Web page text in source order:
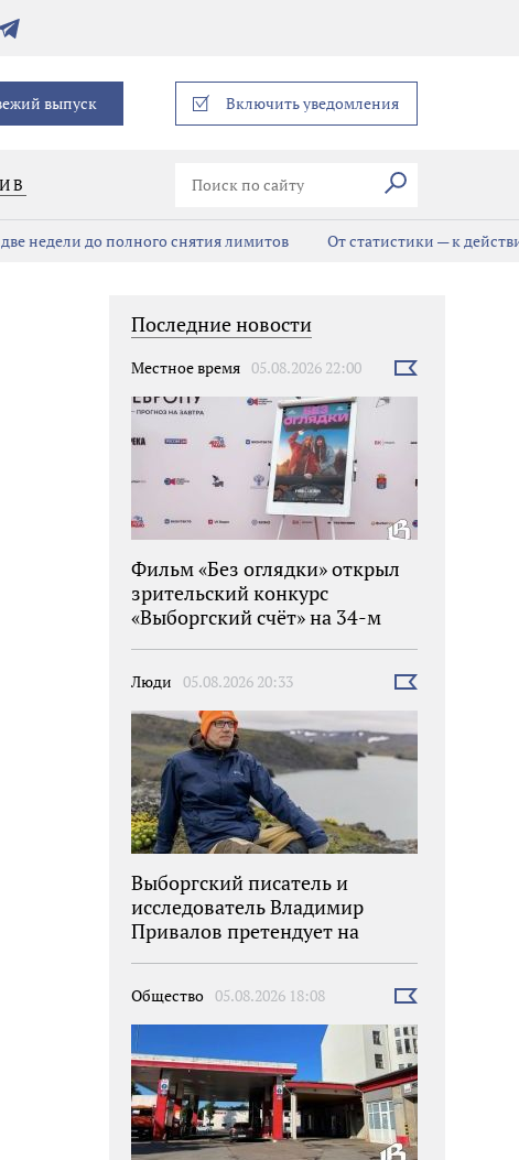
выпуск Включить уведомления
Искать
недели до полного снятия лимитов От статистики — к
Последние новости
Местное время 05.08.2026 22:00
Выбрать
Фильм «Без оглядки» открыл
зрительский конкурс
«Выборгский счёт» на 34-м
Люди 05.08.2026 20:33
Выбрать
Выборгский писатель и
исследователь Владимир
Привалов претендует на
Общество 05.08.2026 18:08
Выбрать